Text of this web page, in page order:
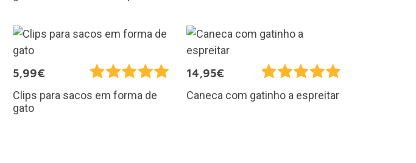
5,99€
Clips para sacos em forma de
gato
14,95€
Caneca com gatinho a espreitar